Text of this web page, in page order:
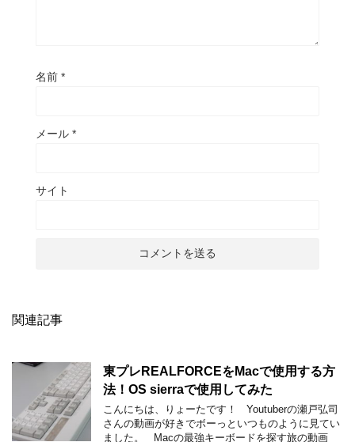
名前 *
メール *
サイト
関連記事
東プレREALFORCEをMacで使用する方
法！OS sierraで使用してみた
こんにちは、りょーたです！ Youtuberの瀬戸弘司
さんの動画が好きでボーっといつものように見てい
ました。 Macの最強キーボードを探す旅の動画